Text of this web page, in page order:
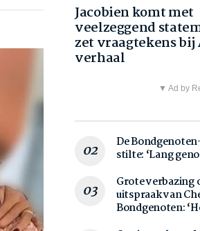
Jacobien komt met
veelzeggend
zet vraagtekens bij
verhaal
▼ Ad by
De
stilte: ‘Lang
Grote verbazing
uitspraak van
Bondgenoten: